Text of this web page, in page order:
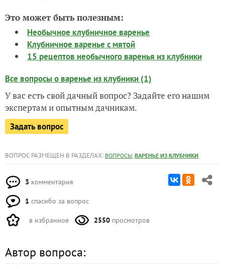
Это может быть полезным:
Необычное клубничное варенье
Клубничное варенье с мятой
15 рецептов необычного варенья из клубники
Все вопросы о варенье из клубники (1)
У вас есть свой дачный вопрос? Задайте его нашим
экспертам и опытным дачникам.
Задать вопрос
ВОПРОС РАЗМЕЩЕН В РАЗДЕЛАХ: ВОПРОСЫ, ВАРЕНЬЕ ИЗ КЛУБНИКИ
3 комментария
1 спасибо за вопрос
в избранное 2550 просмотров
Автор вопроса: